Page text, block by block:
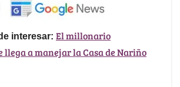
interesar: El millonario
a manejar la Casa de Nariño